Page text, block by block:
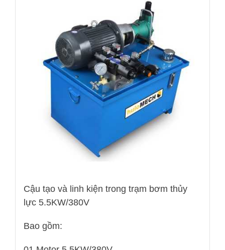
Cậu tạo và linh kiện trong trạm bơm thủy
lực 5.5KW/380V
Bao gồm: